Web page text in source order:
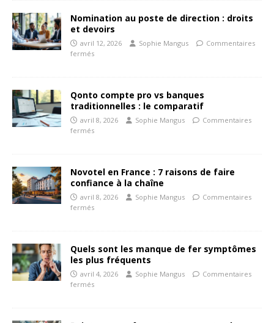
Nomination au poste de direction : droits
et devoirs
avril 12, 2026 Sophie Mangus
Commentaires
fermés
Qonto compte pro vs banques
traditionnelles : le comparatif
avril 8, 2026 Sophie Mangus
Commentaires
fermés
Novotel en France : 7 raisons de faire
confiance à la chaîne
avril 8, 2026 Sophie Mangus
Commentaires
fermés
Quels sont les manque de fer symptômes
les plus fréquents
avril 4, 2026 Sophie Mangus
Commentaires
fermés